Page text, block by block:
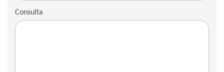
Consulta